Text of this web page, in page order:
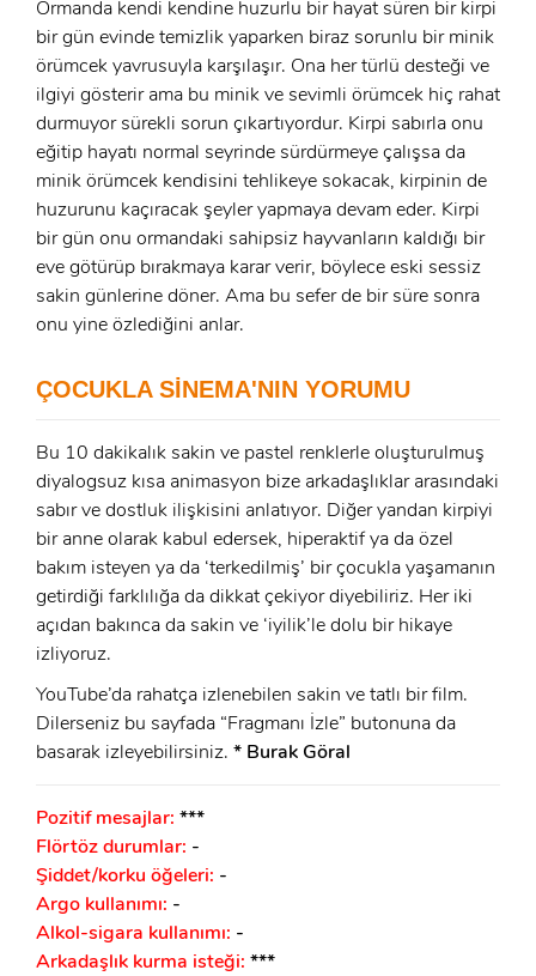
x
GIRIŞ YAP
E-Posta:
Şifre:
Beni Hatırla Şifremi Unuttum ?
GIRIŞ
ÜYE OL
Ad Soyad:
E-Posta:
Şifre:
ÜYE OL
GIRIŞ
Ormanda kendi kendine huzurlu bir hayat süren bir kirpi
bir gün evinde temizlik yaparken biraz sorunlu bir minik
örümcek yavrusuyla karşılaşır. Ona her türlü desteği ve
ilgiyi gösterir ama bu minik ve sevimli örümcek hiç rahat
durmuyor sürekli sorun çıkartıyordur. Kirpi sabırla onu
eğitip hayatı normal seyrinde sürdürmeye çalışsa da
minik örümcek kendisini tehlikeye sokacak, kirpinin de
huzurunu kaçıracak şeyler yapmaya devam eder. Kirpi
bir gün onu ormandaki sahipsiz hayvanların kaldığı bir
eve götürüp bırakmaya karar verir, böylece eski sessiz
sakin günlerine döner. Ama bu sefer de bir süre sonra
onu yine özlediğini anlar.
ÇOCUKLA SİNEMA'NIN YORUMU
Bu 10 dakikalık sakin ve pastel renklerle oluşturulmuş
diyalogsuz kısa animasyon bize arkadaşlıklar arasındaki
sabır ve dostluk ilişkisini anlatıyor. Diğer yandan kirpiyi
bir anne olarak kabul edersek, hiperaktif ya da özel
bakım isteyen ya da ‘terkedilmiş’ bir çocukla yaşamanın
getirdiği farklılığa da dikkat çekiyor diyebiliriz. Her iki
açıdan bakınca da sakin ve ‘iyilik’le dolu bir hikaye
izliyoruz.
YouTube’da rahatça izlenebilen sakin ve tatlı bir film.
Dilerseniz bu sayfada “Fragmanı İzle” butonuna da
basarak izleyebilirsiniz. * Burak Göral
Pozitif mesajlar: ***
Flörtöz durumlar: -
Şiddet/korku öğeleri: -
Argo kullanımı: -
Alkol-sigara kullanımı: -
Arkadaşlık kurma isteği: ***